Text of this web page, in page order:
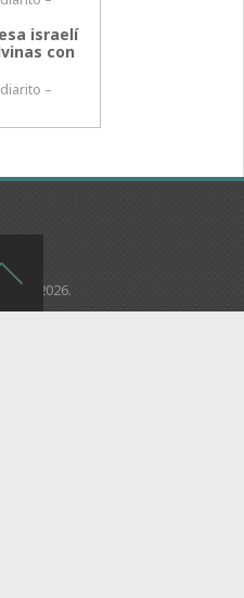
israelí
con
–
© 2026.